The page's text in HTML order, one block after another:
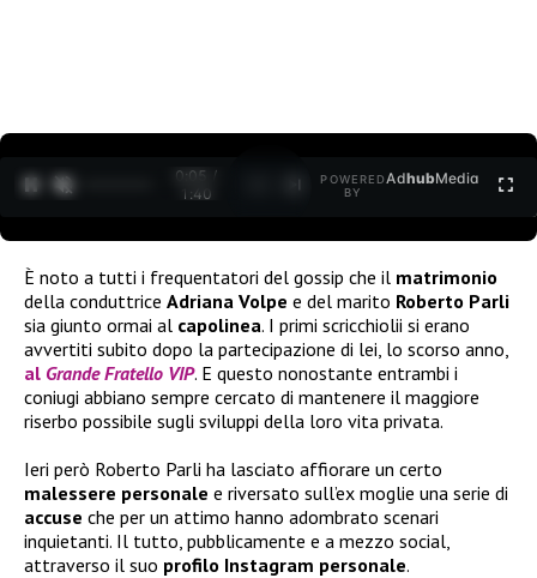
0:06 /
1:40
POWERED
BY
AdhubMedia
È noto a tutti i frequentatori del gossip che il matrimonio
della conduttrice Adriana Volpe e del marito Roberto Parli
sia giunto ormai al capolinea. I primi scricchiolii si erano
avvertiti subito dopo la partecipazione di lei, lo scorso anno,
al Grande Fratello VIP. E questo nonostante entrambi i
coniugi abbiano sempre cercato di mantenere il maggiore
riserbo possibile sugli sviluppi della loro vita privata.
Ieri però Roberto Parli ha lasciato affiorare un certo
malessere personale e riversato sull’ex moglie una serie di
accuse che per un attimo hanno adombrato scenari
inquietanti. Il tutto, pubblicamente e a mezzo social,
attraverso il suo profilo Instagram personale.